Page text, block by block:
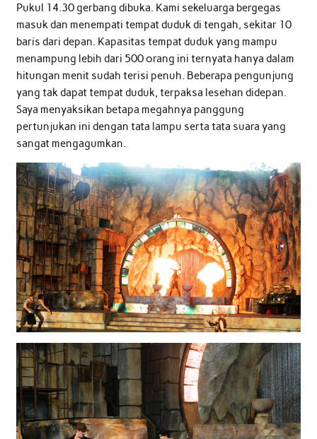
Pukul 14.30 gerbang dibuka. Kami sekeluarga bergegas
masuk dan menempati tempat duduk di tengah, sekitar 10
baris dari depan. Kapasitas tempat duduk yang mampu
menampung lebih dari 500 orang ini ternyata hanya dalam
hitungan menit sudah terisi penuh. Beberapa pengunjung
yang tak dapat tempat duduk, terpaksa lesehan didepan.
Saya menyaksikan betapa megahnya panggung
pertunjukan ini dengan tata lampu serta tata suara yang
sangat mengagumkan.